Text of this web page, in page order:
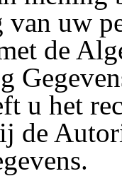
uw
de
u het
de